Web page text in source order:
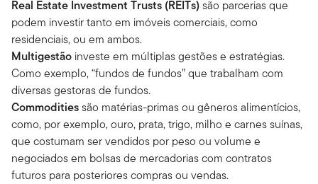
Real Estate Investment Trusts (REITs)são parcerias que
podem investir tanto em imóveis comerciais, como
residenciais, ou em ambos.
Multigestão investe em múltiplas gestões e estratégias.
Como exemplo, “fundos de fundos” que trabalham com
diversas gestoras de fundos.
Commoditiessão matérias-primas ou gêneros alimentícios,
como, por exemplo, ouro, prata, trigo, milho e carnes suínas,
que costumam ser vendidos por peso ou volume e
negociados em bolsas de mercadorias com contratos
futuros para posteriores compras ou vendas.